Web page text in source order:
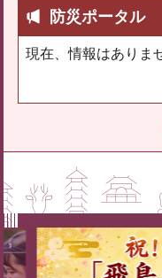
防災ポータル
現在、情報はありま